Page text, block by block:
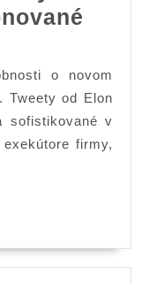
o novom
Tweety od Elon
sofistikované v
firmy,